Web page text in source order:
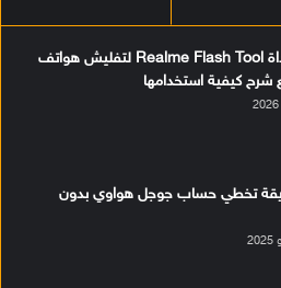
تحميل أداة Realme Flash Tool لتفليش هواتف
شرح كيفية استخدامها
تخطي حساب جوجل هواوي بدون